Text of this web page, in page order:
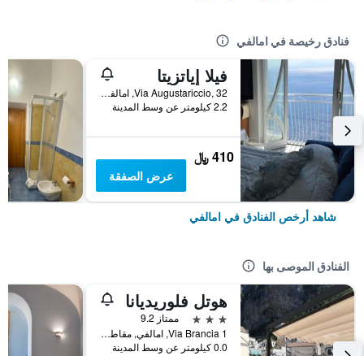
فنادق رخيصة في امالفي
فيلا إياتزيتا
Via Augustariccio, 32, امالفي, مقاطعة ساليرنو, إيطاليا
2.2 كيلومتر عن وسط المدينة
410 ﷼
عرض الصفقة
شاهد أرخص الفنادق في امالفي
الفنادق الموصى بها
هوتل فلوريديانا
3 نجوم
ممتاز 9.2
Via Brancia 1, امالفي, مقاطعة ساليرنو, إيطاليا
0.0 كيلومتر عن وسط المدينة